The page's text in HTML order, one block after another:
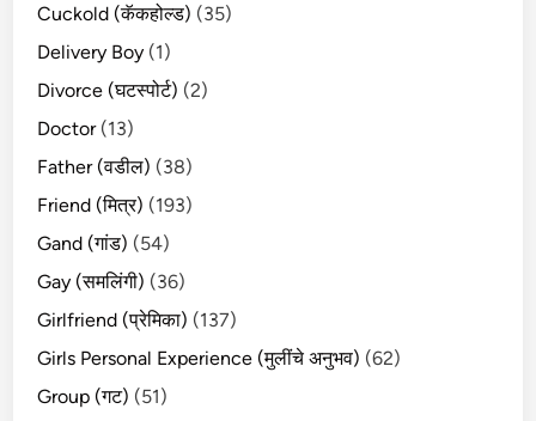
Cuckold (कॅकहोल्ड) (35)
Delivery Boy (1)
Divorce (घटस्पोर्ट) (2)
Doctor(13)
Father (वडील) (38)
Friend (मित्र) (193)
Gand (गांड) (54)
Gay (समलिंगी) (36)
Girlfriend (प्रेमिका) (137)
Girls Personal Experience (मुलींचे अनुभव) (62)
Group (गट) (51)